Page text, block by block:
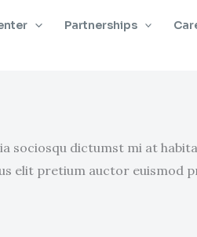
Partnerships
dictumst mi at
elit pretium auctor